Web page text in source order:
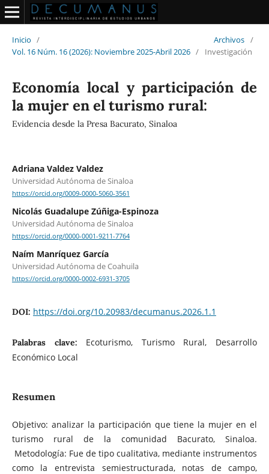
Inicio / Archivos /
Vol. 16 Núm. 16 (2026): Noviembre 2025-Abril 2026 / Investigación
Economía local y participación de
la mujer en el turismo rural:
Evidencia desde la Presa Bacurato, Sinaloa
Adriana Valdez Valdez
Universidad Autónoma de Sinaloa
https://orcid.org/0009-0000-5060-3561
Nicolás Guadalupe Zúñiga-Espinoza
Universidad Autónoma de Sinaloa
https://orcid.org/0000-0001-9211-7764
Naím Manríquez García
Universidad Autónoma de Coahuila
https://orcid.org/0000-0002-6931-3705
DOI: https://doi.org/10.20983/decumanus.2026.1.1
Palabras clave: Ecoturismo, Turismo Rural, Desarrollo
Económico Local
Resumen
Objetivo: analizar la participación que tiene la mujer en el
turismo rural de la comunidad Bacurato, Sinaloa.
Metodología: Fue de tipo cualitativa, mediante instrumentos
como la entrevista semiestructurada, notas de campo,